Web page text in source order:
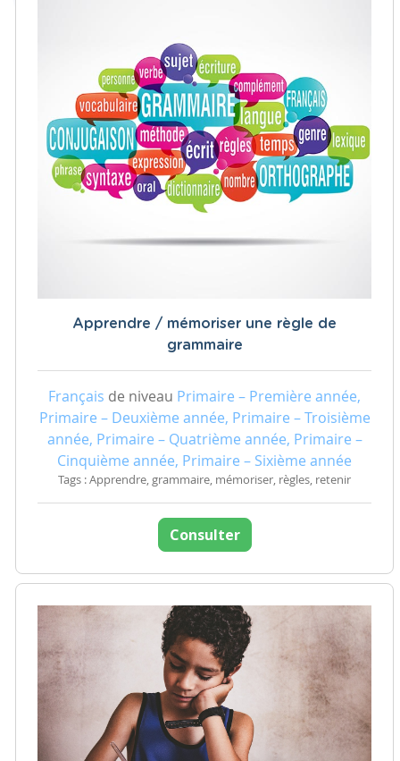
Apprendre / mémoriser une règle de
grammaire
Français de niveau Primaire – Première année,
Primaire – Deuxième année, Primaire – Troisième
année, Primaire – Quatrième année, Primaire –
Cinquième année, Primaire – Sixième année
Tags : Apprendre, grammaire, mémoriser, règles, retenir
Consulter